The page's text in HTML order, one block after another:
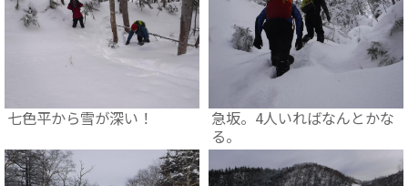
七色平から雪が深い！
急坂。4人いればなんとかな
る。